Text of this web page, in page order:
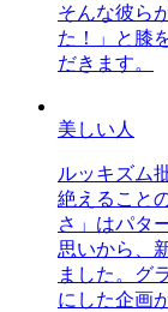
そんな彼ら
た！」と膝
だきます。
美しい人
ルッキズム
絶えること
さ」はパタ
思いから、
ました。グ
にした企画